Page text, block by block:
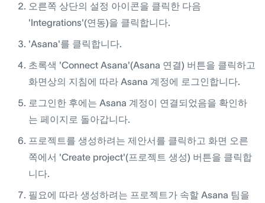
오른쪽 상단의 설정 아이콘을 클릭한 다음
'Integrations'(연동)을 클릭합니다.
'Asana'를 클릭합니다.
초록색 'Connect Asana'(Asana 연결) 버튼을 클릭하고
화면상의 지침에 따라 Asana 계정에 로그인합니다.
로그인한 후에는 Asana 계정이 연결되었음을 확인하
는 페이지로 돌아갑니다.
프로젝트를 생성하려는 제안서를 클릭하고 화면 오른
쪽에서 'Create project'(프로젝트 생성) 버튼을 클릭합
니다.
필요에 따라 생성하려는 프로젝트가 속할 Asana 팀을